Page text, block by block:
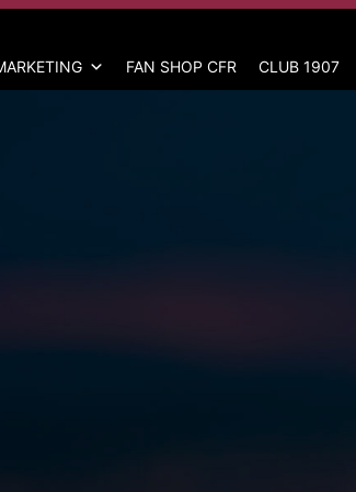
FAN SHOP CFR CLUB 1907